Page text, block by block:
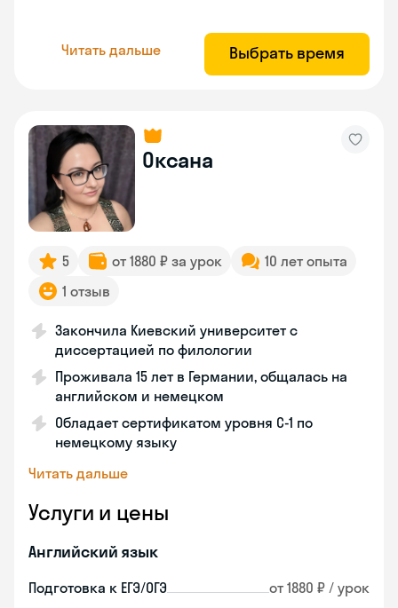
Читать дальше Выбрать время
Оксана
5 от 1880 ₽ за урок
10 лет опыта
1 отзыв
Закончила Киевский университет с
диссертацией по филологии
Проживала 15 лет в Германии, общалась на
английском и немецком
Обладает сертификатом уровня C-1 по
немецкому языку
Читать дальше
Услуги и цены
Английский язык
Подготовка к ЕГЭ/ОГЭ от 1880 ₽ / урок